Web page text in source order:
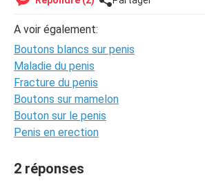
A voir également:
Boutons blancs sur penis
Maladie du penis
Fracture du penis
Boutons sur mamelon
Bouton sur le penis
Penis en erection
2 réponses